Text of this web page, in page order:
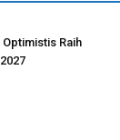
Raih